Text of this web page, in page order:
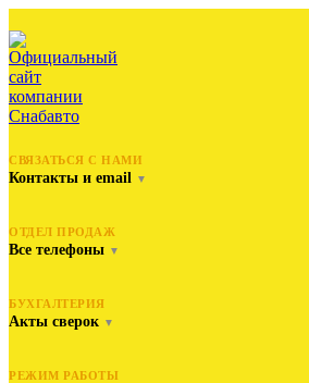
СВЯЗАТЬСЯ С НАМИ
Контакты и email ▼
ОТДЕЛ ПРОДАЖ
Все телефоны ▼
БУХГАЛТЕРИЯ
Акты сверок ▼
РЕЖИМ РАБОТЫ